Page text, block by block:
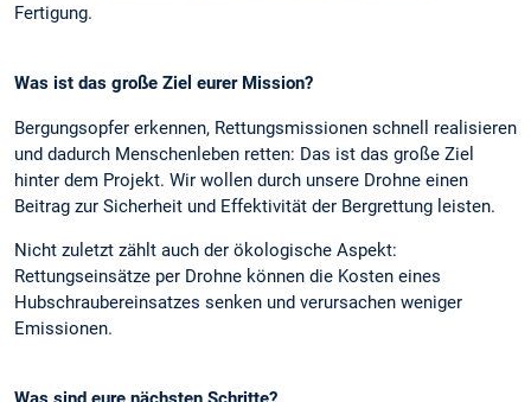
Fertigung.
Was ist das große Ziel eurer Mission?
Bergungsopfer erkennen, Rettungsmissionen schnell realisieren
und dadurch Menschenleben retten: Das ist das große Ziel
hinter dem Projekt. Wir wollen durch unsere Drohne einen
Beitrag zur Sicherheit und Effektivität der Bergrettung leisten.
Nicht zuletzt zählt auch der ökologische Aspekt:
Rettungseinsätze per Drohne können die Kosten eines
Hubschraubereinsatzes senken und verursachen weniger
Emissionen.